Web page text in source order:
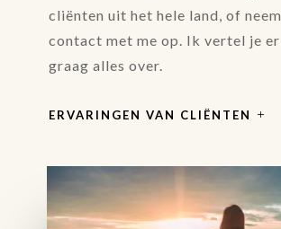
cliënten uit het hele land, of neem
contact met me op. Ik vertel je er
graag alles over.
ERVARINGEN VAN CLIËNTEN